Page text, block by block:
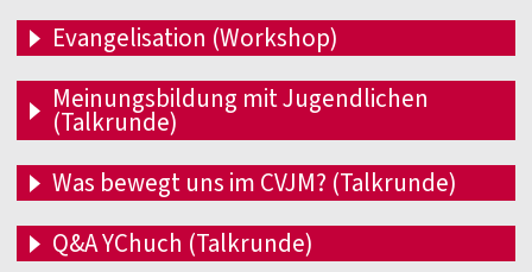
Evangelisation (Workshop)
Meinungsbildung mit Jugendlichen
(Talkrunde)
Was bewegt uns im CVJM? (Talkrunde)
Q&A YChuch (Talkrunde)